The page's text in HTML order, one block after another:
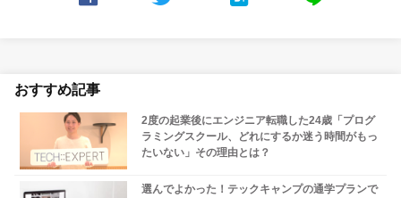
おすすめ記事
2度の起業後にエンジニア転職した24歳「プログ
ラミングスクール、どれにするか迷う時間がもっ
たいない」その理由とは？
選んでよかった！テックキャンプの通学プランで